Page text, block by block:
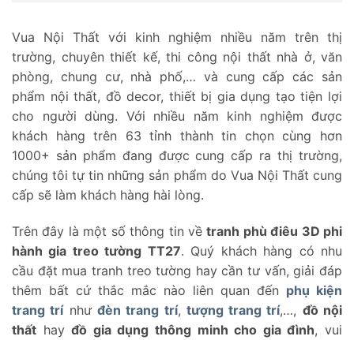
Vua Nội Thất với kinh nghiệm nhiều năm trên thị
trường, chuyên thiết kế, thi công nội thất nhà ở, văn
phòng, chung cư, nhà phố,… và cung cấp các sản
phẩm nội thất, đồ decor, thiết bị gia dụng tạo tiện lợi
cho người dùng. Với nhiều năm kinh nghiệm được
khách hàng trên 63 tỉnh thành tin chọn cùng hơn
1000+ sản phẩm đang được cung cấp ra thị trường,
chúng tôi tự tin những sản phẩm do Vua Nội Thất cung
cấp sẽ làm khách hàng hài lòng.
Trên đây là một số thông tin vềtranh phù điêu 3D phi
hành gia treo tường TT27. Quý khách hàng có nhu
cầu đặt mua tranh treo tường hay cần tư vấn, giải đáp
thêm bất cứ thắc mắc nào liên quan đến phụ kiện
trang trínhư đèn trang trí, tượng trang trí,…, đồ nội
thất hayđồ gia dụng thông minh cho gia đình, vui